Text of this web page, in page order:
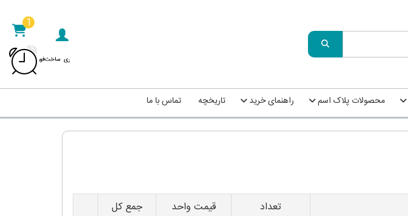
1
محصولات پلاک اسم راهنمای خرید تاریخچه تماس با ما
تعداد قیمت واحد جمع کل